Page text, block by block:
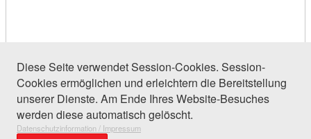
26 Einträge gefunden (1 von 2)
Diese Seite verwendet Session-Cookies. Session-
Cookies ermöglichen und erleichtern die Bereitstellung
unserer Dienste. Am Ende Ihres Website-Besuches
werden diese automatisch gelöscht.
Datenschutzinformation / Impressum